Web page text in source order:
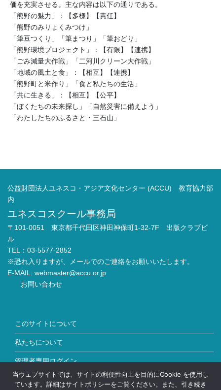
価を充実させる。主な内容は以下の通りである。
「熊野の魅力」：【多様】【責任】
「熊野のみりょくみつけ」
「筆豆つくり」「筆まつり」「筆おどり」
「熊野環境プロジェクト」：【有限】【連携】
「ごみ減量大作戦」「二河川クリーン大作戦」
「地域の風土と食」：【相互】【連携】
「熊野町と米作り」「食と私たちの生活」
「共に生きる」：【相互】【公平】
「ぼくたちの未来探し」「自然災害に備えよう」
「わたしたちのふるさと・三石山」
公益財団法人ユネスコ・アジア文化センター (ACCU) 教育協力部
内
ユネスコスクール事務局
〒101-0051 東京都千代田区神田神保町1-32-7F 出版クラブビ
ル
TEL：03-5577-2852
※恐れ入りますが、メールでのご連絡をお願いいたします。
E-MAIL: webmaster@accu.or.jp
お問い合わせ
このサイトについて
私たちについて
管理者専用ログイン
Copyright © ユネスコスクール All Rights Reserved.
当ウェブサイトでは、サイトの利便性向上を目的にCookie を使用し
ています。詳細はサイトポリシーをご覧ください。また、引き続き